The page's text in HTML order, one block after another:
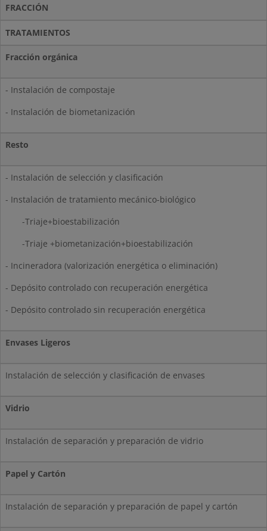
FRACCIÓN
TRATAMIENTOS
Fracción orgánica
- Instalación de compostaje
- Instalación de biometanización
Resto
- Instalación de selección y clasificación
- Instalación de tratamiento mecánico-biológico
-Triaje+bioestabilización
-Triaje +biometanización+bioestabilización
- Incineradora (valorización energética o eliminación)
- Depósito controlado con recuperación energética
- Depósito controlado sin recuperación energética
Envases Ligeros
Instalación de selección y clasificación de envases
Vidrio
Instalación de separación y preparación de vidrio
Papel y Cartón
Instalación de separación y preparación de papel y cartón